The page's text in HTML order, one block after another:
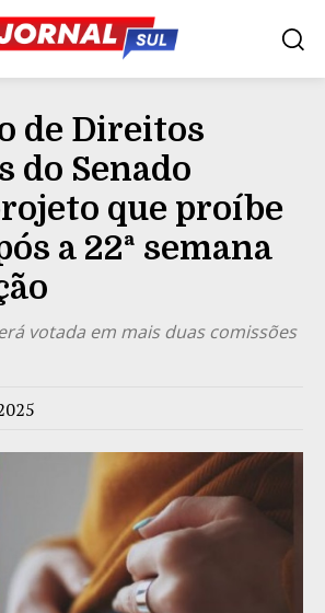
de Direitos
do Senado
que proíbe
a 22ª semana
votada em mais duas comissões